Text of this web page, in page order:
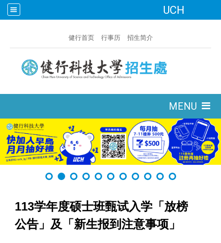
UCH
健行首页 行事历 招生简介
MENU
113学年度硕士班甄试入学「放榜
公告」及「新生报到注意事项」